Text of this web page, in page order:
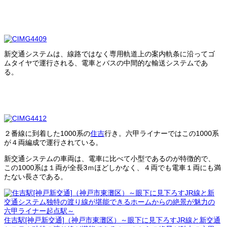
新交通システムは、線路ではなく専用軌道上の案内軌条に沿ってゴ
ムタイヤで運行される、電車とバスの中間的な輸送システムであ
る。
２番線に到着した1000系の住吉行き。六甲ライナーではこの1000系
が４両編成で運行されている。
新交通システムの車両は、電車に比べて小型であるのが特徴的で、
この1000系は１両が全長3ｍほどしかなく、４両でも電車１両にも満
たない長さである。
住吉駅[神戸新交通]（神戸市東灘区）～眼下に見下ろすJR線と新交通